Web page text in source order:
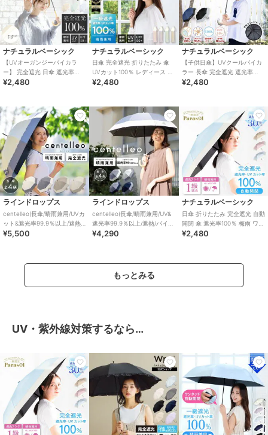
ナチュラルベーシック
【UVオーガンジーバイカラ
ー】 完全遮光 日傘 遮光率
100％ UVカット 遮熱 長傘 耐
¥2,480
ナチュラルベーシック
日傘 完全遮光 折りたたみ 傘
UVカット100％ レディース バ
イカラー 耐風仕様 撥水
¥2,480
ナチュラルベーシック
【子供日傘】UVクールバイカ
ラー 長傘 完全遮光 遮光率
100％ 熱中症対策 キッズ 小学
¥2,480
ラインドロップス
centelleo(長傘/晴雨兼用/UVカ
ット&遮光率99.9％以上/遮熱/
バイカラー/レース)
¥5,500
ラインドロップス
centelleo(長傘/晴雨兼用/UV&
遮光率99.9％以上/遮熱/バイカ
ラー/ダンガリー)
¥4,290
ナチュラルベーシック
日傘 折りたたみ 完全遮光 自動
開閉 傘 遮光率100％ 梅雨 ワン
タッチ バイカラー UV 紫外線
¥2,480
もっとみる
UV・紫外線対策するなら…